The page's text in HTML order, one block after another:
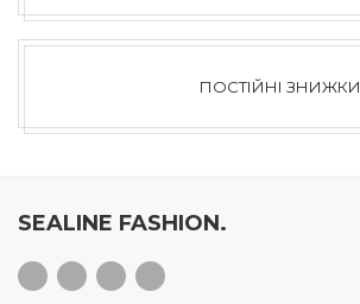
ПОСТІЙНІ ЗНИЖКИ
SEALINE FASHION.